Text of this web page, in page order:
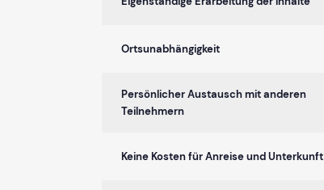
Ortsunabhängigkeit
Persönlicher Austausch mit anderen
Teilnehmern
Keine Kosten für Anreise und Unterkunft